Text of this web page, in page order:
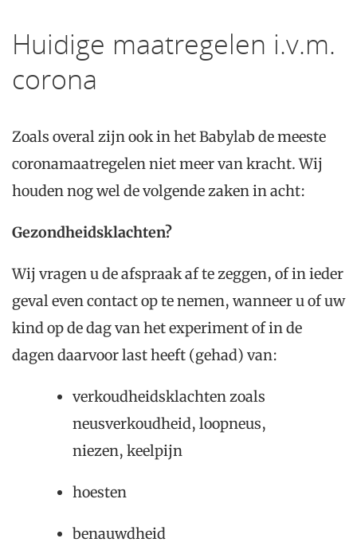
Huidige maatregelen i.v.m.
corona
Zoals overal zijn ook in het Babylab de meeste
coronamaatregelen niet meer van kracht. Wij
houden nog wel de volgende zaken in acht:
Gezondheidsklachten?
Wij vragen u de afspraak af te zeggen, of in ieder
geval even contact op te nemen, wanneer u of uw
kind op de dag van het experiment of in de
dagen daarvoor last heeft (gehad) van:
verkoudheidsklachten zoals
neusverkoudheid, loopneus,
niezen, keelpijn
hoesten
benauwdheid